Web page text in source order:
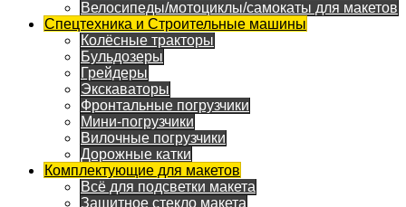
Велосипеды/мотоциклы/самокаты для макетов
Спецтехника и Строительные машины
Колёсные тракторы
Бульдозеры
Грейдеры
Экскаваторы
Фронтальные погрузчики
Мини-погрузчики
Вилочные погрузчики
Дорожные катки
Комплектующие для макетов
Всё для подсветки макета
Защитное стекло макета